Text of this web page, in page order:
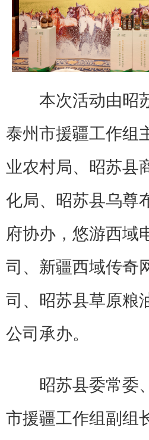
本次活动由昭
泰州市援疆工作组
业农村局、昭苏县
化局、昭苏县乌尊
府协办，悠游西域
司、新疆西域传奇
司、昭苏县草原粮
公司承办。
昭苏县委常委
市援疆工作组副组